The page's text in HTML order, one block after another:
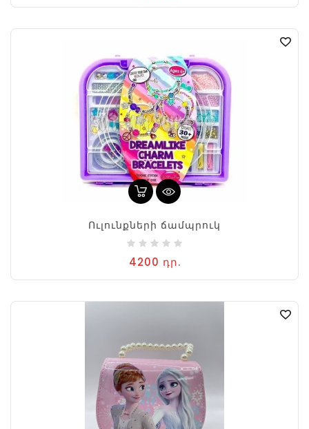
Ուլունքների ճամպրուկ
4200 դր.